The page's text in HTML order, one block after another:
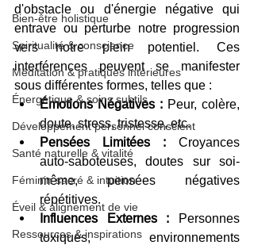
Bien-être holistique
Spiritualité & conscience
Méditation & pratiques intérieures
Énergétique & soins subtils
Développement personnel conscient
Santé naturelle & vitalité
Féminin sacré & intuition
Éveil & alignement de vie
Ressources & inspirations
d'obstacle ou d'énergie négative qui
entrave ou perturbe notre progression
vers notre plein potentiel. Ces
interférences peuvent se manifester
sous différentes formes, telles que :
Émotions Négatives : Peur, colère,
doute, stress, tristesse, etc.
Pensées Limitées : Croyances
auto-saboteuses, doutes sur soi-
même, pensées négatives
répétitives.
Influences Externes : Personnes
toxiques, environnements